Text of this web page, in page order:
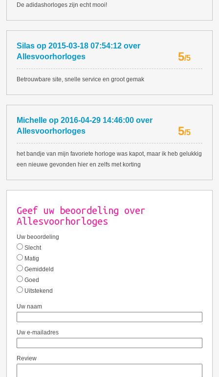
De adidashorloges zijn echt mooi!
Silas op2015-03-18 07:54:12 over
Allesvoorhorloges
5/5
Betrouwbare site, snelle service en groot gemak
Michelle op2016-04-29 14:46:00 over
Allesvoorhorloges
5/5
het bandje van mijn favoriete horloge was kapot, maar ik heb gelukkig
een nieuwe gevonden hier en zelfs met korting
Geef uw beoordeling over
Allesvoorhorloges
Uw beoordeling
Slecht
Matig
Gemiddeld
Goed
Uitstekend
Uw naam
Uw e-mailadres
Review